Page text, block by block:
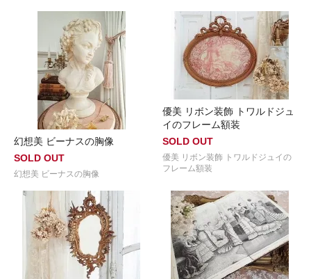
幻想美 ビーナスの胸像
SOLD OUT
幻想美 ビーナスの胸像
優美 リボン装飾 トワルドジュ
イのフレーム額装
SOLD OUT
優美 リボン装飾 トワルドジュイの
フレーム額装